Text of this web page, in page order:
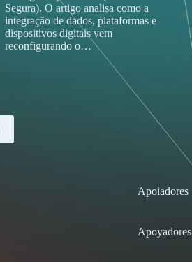
Segura). O artigo analisa como a
integração de dados, plataformas e
dispositivos digitais vem
reconfigurando o…
Apoiadores
Apoyadores